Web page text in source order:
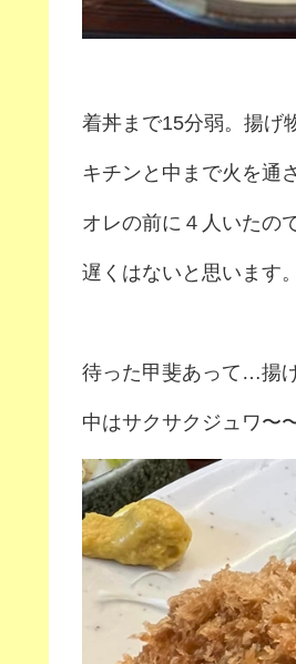
着丼まで15分弱。揚げ
キチンと中まで火を通
オレの前に４人いたの
遅くはないと思います。
待った甲斐あって…揚
中はサクサクジュワ〜